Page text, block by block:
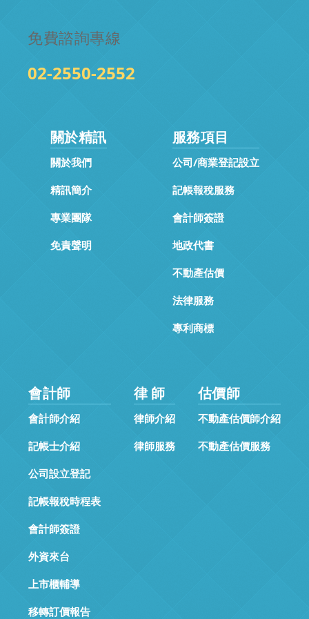
免費諮詢專線
02-2550-2552
關於精訊
關於我們
精訊簡介
專業團隊
免責聲明
服務項目
公司/商業登記設立
記帳報稅服務
會計師簽證
地政代書
不動產估價
法律服務
專利商標
會計師
會計師介紹
記帳士介紹
公司設立登記
記帳報稅時程表
會計師簽證
外資來台
上市櫃輔導
移轉訂價報告
律 師
律師介紹
律師服務
估價師
不動產估價師介紹
不動產估價服務